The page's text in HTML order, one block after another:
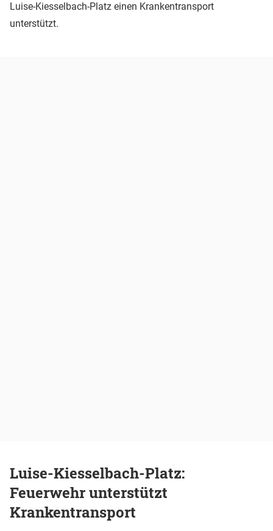
Luise-Kiesselbach-Platz einen Krankentransport
unterstützt.
Luise-Kiesselbach-Platz:
Feuerwehr unterstützt
Krankentransport